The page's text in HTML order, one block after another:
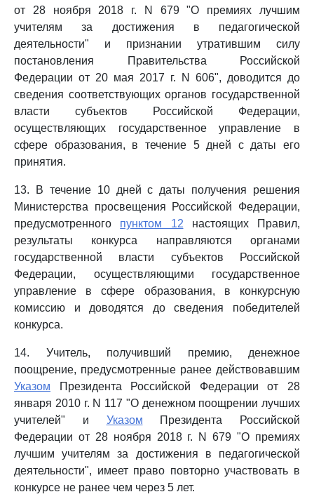
от 28 ноября 2018 г. N 679 "О премиях лучшим
учителям за достижения в педагогической
деятельности" и признании утратившим силу
постановления Правительства Российской
Федерации от 20 мая 2017 г. N 606", доводится до
сведения соответствующих органов государственной
власти субъектов Российской Федерации,
осуществляющих государственное управление в
сфере образования, в течение 5 дней с даты его
принятия.
13. В течение 10 дней с даты получения решения
Министерства просвещения Российской Федерации,
предусмотренного пунктом 12 настоящих Правил,
результаты конкурса направляются органами
государственной власти субъектов Российской
Федерации, осуществляющими государственное
управление в сфере образования, в конкурсную
комиссию и доводятся до сведения победителей
конкурса.
14. Учитель, получивший премию, денежное
поощрение, предусмотренные ранее действовавшим
Указом Президента Российской Федерации от 28
января 2010 г. N 117 "О денежном поощрении лучших
учителей" и Указом Президента Российской
Федерации от 28 ноября 2018 г. N 679 "О премиях
лучшим учителям за достижения в педагогической
деятельности", имеет право повторно участвовать в
конкурсе не ранее чем через 5 лет.